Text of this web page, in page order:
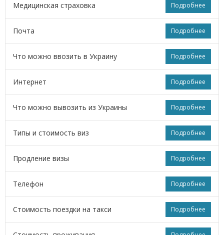
Подробнее
Медицинская страховка
Подробнее
Почта
Подробнее
Что можно ввозить в Украину
Подробнее
Интернет
Подробнее
Что можно вывозить из Украины
Подробнее
Типы и стоимость виз
Подробнее
Продление визы
Подробнее
Телефон
Подробнее
Стоимость поездки на такси